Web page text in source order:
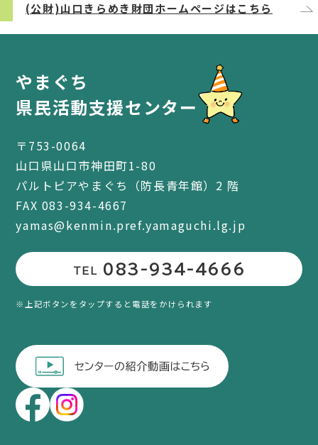
(公財)山口きらめき財団ホームページはこちら
やまぐち
県民活動支援センター
〒753-0064
山口県山口市神田町1-80
パルトピアやまぐち（防長青年館）2 階
FAX 083-934-4667
yamas@kenmin.pref.yamaguchi.lg.jp
TEL 083-934-4666
※上記ボタンをタップすると電話をかけられます